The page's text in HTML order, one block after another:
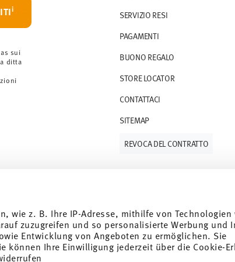
wie z. B. Ihre IP-Adresse, mithilfe von Technologien
zuzugreifen und so personalisierte Werbung und
Entwicklung von Angeboten zu ermöglichen. Sie
können Ihre Einwilligung jederzeit über die Cookie-
da 69,90 CHF. Per ordini
stock. Puoi visualizzare i tempi
standard) in Italia.
il vostro pacco verrà
i
sui
ditta
SERVIZIO RESI
PAGAMENTI
BUONO REGALO
STORE LOCATOR
CONTATTACI
SITEMAP
REVOCA DEL CONTRATTO